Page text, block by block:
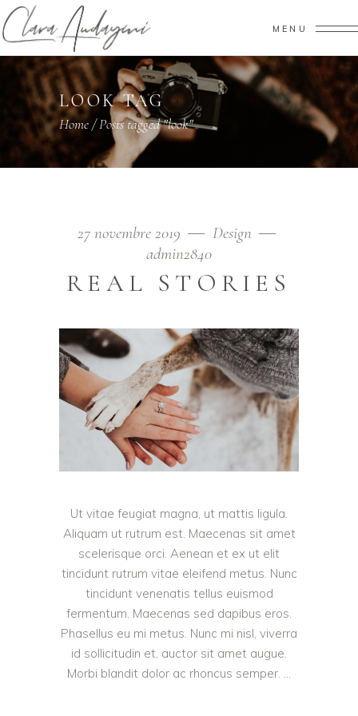
MENU
LOOK TAG
Home/Posts tagged "look"
27 novembre 2019
Design
admin2840
REAL STORIES
Ut vitae feugiat magna, ut mattis ligula.
Aliquam ut rutrum est. Maecenas sit amet
scelerisque orci. Aenean et ex ut elit
tincidunt rutrum vitae eleifend metus. Nunc
tincidunt venenatis tellus euismod
fermentum. Maecenas sed dapibus eros.
Phasellus eu mi metus. Nunc mi nisl, viverra
id sollicitudin et, auctor sit amet augue.
Morbi blandit dolor ac rhoncus semper.